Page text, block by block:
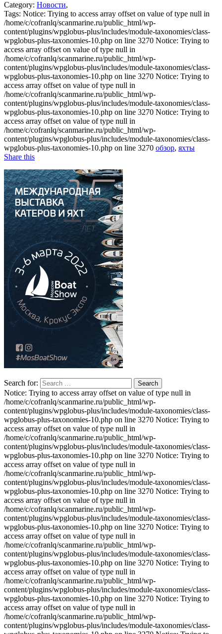
Category: Новости,
Tags: Notice: Trying to access array offset on value of type null in
/home/c/cofranlq/scanmarine.ru/public_html/wp-
content/plugins/wpglobus-plus/includes/module-taxonomies/class-
wpglobus-plus-taxonomies-10.php on line 3270 Notice: Trying to
access array offset on value of type null in
/home/c/cofranlq/scanmarine.ru/public_html/wp-
content/plugins/wpglobus-plus/includes/module-taxonomies/class-
wpglobus-plus-taxonomies-10.php on line 3270 Notice: Trying to
access array offset on value of type null in
/home/c/cofranlq/scanmarine.ru/public_html/wp-
content/plugins/wpglobus-plus/includes/module-taxonomies/class-
wpglobus-plus-taxonomies-10.php on line 3270 Notice: Trying to
access array offset on value of type null in
/home/c/cofranlq/scanmarine.ru/public_html/wp-
content/plugins/wpglobus-plus/includes/module-taxonomies/class-
wpglobus-plus-taxonomies-10.php on line 3270 обзор, яхты
Share this
Search for:
Notice: Trying to access array offset on value of type null in /home/c/cofranlq/scanmarine.ru/public_html/wp-content/plugins/wpglobus-plus/includes/module-taxonomies/class-wpglobus-plus-taxonomies-10.php on line 3270 Notice: Trying to access array offset on value of type null in /home/c/cofranlq/scanmarine.ru/public_html/wp-content/plugins/wpglobus-plus/includes/module-taxonomies/class-wpglobus-plus-taxonomies-10.php on line 3270 Notice: Trying to access array offset on value of type null in /home/c/cofranlq/scanmarine.ru/public_html/wp-content/plugins/wpglobus-plus/includes/module-taxonomies/class-wpglobus-plus-taxonomies-10.php on line 3270 Notice: Trying to access array offset on value of type null in /home/c/cofranlq/scanmarine.ru/public_html/wp-content/plugins/wpglobus-plus/includes/module-taxonomies/class-wpglobus-plus-taxonomies-10.php on line 3270 Notice: Trying to access array offset on value of type null in /home/c/cofranlq/scanmarine.ru/public_html/wp-content/plugins/wpglobus-plus/includes/module-taxonomies/class-wpglobus-plus-taxonomies-10.php on line 3270 Notice: Trying to access array offset on value of type null in /home/c/cofranlq/scanmarine.ru/public_html/wp-content/plugins/wpglobus-plus/includes/module-taxonomies/class-wpglobus-plus-taxonomies-10.php on line 3270 Notice: Trying to access array offset on value of type null in /home/c/cofranlq/scanmarine.ru/public_html/wp-content/plugins/wpglobus-plus/includes/module-taxonomies/class-wpglobus-plus-taxonomies-10.php on line 3270 Notice: Trying to access array offset on value of type null in /home/c/cofranlq/scanmarine.ru/public_html/wp-content/plugins/wpglobus-plus/includes/module-taxonomies/class-wpglobus-plus-taxonomies-10.php on line 3270 Notice: Trying to access array offset on value of type null in /home/c/cofranlq/scanmarine.ru/public_html/wp-content/plugins/wpglobus-plus/includes/module-taxonomies/class-wpglobus-plus-taxonomies-10.php on line 3270 Notice: Trying to access array offset on value of type null in /home/c/cofranlq/scanmarine.ru/public_html/wp-content/plugins/wpglobus-plus/includes/module-taxonomies/class-wpglobus-plus-taxonomies-10.php on line 3270 Notice: Trying to access array offset on value of type null in /home/c/cofranlq/scanmarine.ru/public_html/wp-content/plugins/wpglobus-plus/includes/module-taxonomies/class-wpglobus-plus-taxonomies-10.php on line 3270 Notice: Trying to access array offset on value of type null in /home/c/cofranlq/scanmarine.ru/public_html/wp-content/plugins/wpglobus-plus/includes/module-taxonomies/class-wpglobus-plus-taxonomies-10.php on line 3270 Notice: Trying to access array offset on value of type null in /home/c/cofranlq/scanmarine.ru/public_html/wp-content/plugins/wpglobus-plus/includes/module-taxonomies/class-wpglobus-plus-taxonomies-10.php on line 3270 Notice: Trying to access array offset on value of type null in /home/c/cofranlq/scanmarine.ru/public_html/wp-content/plugins/wpglobus-plus/includes/module-taxonomies/class-wpglobus-plus-taxonomies-10.php on line 3270 Notice: Trying to access array offset on value of type null in /home/c/cofranlq/scanmarine.ru/public_html/wp-content/plugins/wpglobus-plus/includes/module-taxonomies/class-wpglobus-plus-taxonomies-10.php on line 3270 Notice: Trying to access array offset on value of type null in /home/c/cofranlq/scanmarine.ru/public_html/wp-content/plugins/wpglobus-plus/includes/module-taxonomies/class-wpglobus-plus-taxonomies-10.php on line 3270 Notice: Trying to access array offset on value of type null in /home/c/cofranlq/scanmarine.ru/public_html/wp-content/plugins/wpglobus-plus/includes/module-taxonomies/class-wpglobus-plus-taxonomies-10.php on line 3270 Notice: Trying to access array offset on value of type null in /home/c/cofranlq/scanmarine.ru/public_html/wp-content/plugins/wpglobus-plus/includes/module-taxonomies/class-wpglobus-plus-taxonomies-10.php on line 3270 Notice: Trying to access array offset on value of type null in /home/c/cofranlq/scanmarine.ru/public_html/wp-content/plugins/wpglobus-plus/includes/module-taxonomies/class-wpglobus-plus-taxonomies-10.php on line 3270 Notice: Trying to access array offset on value of type null in /home/c/cofranlq/scanmarine.ru/public_html/wp-content/plugins/wpglobus-plus/includes/module-taxonomies/class-wpglobus-plus-taxonomies-10.php on line 3270 Notice: Trying to access array offset on value of type null in /home/c/cofranlq/scanmarine.ru/public_html/wp-content/plugins/wpglobus-plus/includes/module-taxonomies/class-wpglobus-plus-taxonomies-10.php on line 3270 Notice: Trying to access array offset on value of type null in /home/c/cofranlq/scanmarine.ru/public_html/wp-content/plugins/wpglobus-plus/includes/module-taxonomies/class-wpglobus-plus-taxonomies-10.php on line 3270 Notice: Trying to access array offset on value of type null in /home/c/cofranlq/scanmarine.ru/public_html/wp-content/plugins/wpglobus-plus/includes/module-taxonomies/class-wpglobus-plus-taxonomies-10.php on line 3270 Notice: Trying to access array offset on value of type null in /home/c/cofranlq/scanmarine.ru/public_html/wp-content/plugins/wpglobus-plus/includes/module-taxonomies/class-wpglobus-plus-taxonomies-10.php on line 3270 Notice: Trying to access array offset on value of type null in /home/c/cofranlq/scanmarine.ru/public_html/wp-content/plugins/wpglobus-plus/includes/module-taxonomies/class-wpglobus-plus-taxonomies-10.php on line 3270 Notice: Trying to access array offset on value of type null in /home/c/cofranlq/scanmarine.ru/public_html/wp-content/plugins/wpglobus-plus/includes/module-taxonomies/class-wpglobus-plus-taxonomies-10.php on line 3270 Notice: Trying to access array offset on value of type null in /home/c/cofranlq/scanmarine.ru/public_html/wp-content/plugins/wpglobus-plus/includes/module-taxonomies/class-wpglobus-plus-taxonomies-10.php on line 3270 Notice: Trying to access array offset on value of type null in /home/c/cofranlq/scanmarine.ru/public_html/wp-content/plugins/wpglobus-plus/includes/module-taxonomies/class-wpglobus-plus-taxonomies-10.php on line 3270 Notice: Trying to access array offset on value of type null in /home/c/cofranlq/scanmarine.ru/public_html/wp-content/plugins/wpglobus-plus/includes/module-taxonomies/class-wpglobus-plus-taxonomies-10.php on line 3270 Notice: Trying to access array offset on value of type null in /home/c/cofranlq/scanmarine.ru/public_html/wp-content/plugins/wpglobus-plus/includes/module-taxonomies/class-wpglobus-plus-taxonomies-10.php on line 3270 Notice: Trying to access array offset on value of type null in /home/c/cofranlq/scanmarine.ru/public_html/wp-content/plugins/wpglobus-plus/includes/module-taxonomies/class-wpglobus-plus-taxonomies-10.php on line 3270 Notice: Trying to access array offset on value of type null in /home/c/cofranlq/scanmarine.ru/public_html/wp-content/plugins/wpglobus-plus/includes/module-taxonomies/class-wpglobus-plus-taxonomies-10.php on line 3270 Notice: Trying to access array offset on value of type null in /home/c/cofranlq/scanmarine.ru/public_html/wp-content/plugins/wpglobus-plus/includes/module-taxonomies/class-wpglobus-plus-taxonomies-10.php on line 3270 Notice: Trying to access array offset on value of type null in /home/c/cofranlq/scanmarine.ru/public_html/wp-content/plugins/wpglobus-plus/includes/module-taxonomies/class-wpglobus-plus-taxonomies-10.php on line 3270 Notice: Trying to access array offset on value of type null in /home/c/cofranlq/scanmarine.ru/public_html/wp-content/plugins/wpglobus-plus/includes/module-taxonomies/class-wpglobus-plus-taxonomies-10.php on line 3270 Notice: Trying to access array offset on value of type null in /home/c/cofranlq/scanmarine.ru/public_html/wp-content/plugins/wpglobus-plus/includes/module-taxonomies/class-wpglobus-plus-taxonomies-10.php on line 3270 Notice: Trying to access array offset on value of type null in /home/c/cofranlq/scanmarine.ru/public_html/wp-content/plugins/wpglobus-plus/includes/module-taxonomies/class-wpglobus-plus-taxonomies-10.php on line 3270 Notice: Trying to access array offset on value of type null in /home/c/cofranlq/scanmarine.ru/public_html/wp-content/plugins/wpglobus-plus/includes/module-taxonomies/class-wpglobus-plus-taxonomies-10.php on line 3270 Notice: Trying to access array offset on value of type null in /home/c/cofranlq/scanmarine.ru/public_html/wp-content/plugins/wpglobus-plus/includes/module-taxonomies/class-wpglobus-plus-taxonomies-10.php on line 3270 Notice: Trying to access array offset on value of type null in /home/c/cofranlq/scanmarine.ru/public_html/wp-content/plugins/wpglobus-plus/includes/module-taxonomies/class-wpglobus-plus-taxonomies-10.php on line 3270 Notice: Trying to access array offset on value of type null in /home/c/cofranlq/scanmarine.ru/public_html/wp-content/plugins/wpglobus-plus/includes/module-taxonomies/class-wpglobus-plus-taxonomies-10.php on line 3270 Notice: Trying to access array offset on value of type null in /home/c/cofranlq/scanmarine.ru/public_html/wp-content/plugins/wpglobus-plus/includes/module-taxonomies/class-wpglobus-plus-taxonomies-10.php on line 3270 Notice: Trying to access array offset on value of type null in /home/c/cofranlq/scanmarine.ru/public_html/wp-content/plugins/wpglobus-plus/includes/module-taxonomies/class-wpglobus-plus-taxonomies-10.php on line 3270 Notice: Trying to access array offset on value of type null in /home/c/cofranlq/scanmarine.ru/public_html/wp-content/plugins/wpglobus-plus/includes/module-taxonomies/class-wpglobus-plus-taxonomies-10.php on line 3270 Notice: Trying to access array offset on value of type null in /home/c/cofranlq/scanmarine.ru/public_html/wp-content/plugins/wpglobus-plus/includes/module-taxonomies/class-wpglobus-plus-taxonomies-10.php on line 3270 Notice: Trying to access array offset on value of type null in /home/c/cofranlq/scanmarine.ru/public_html/wp-content/plugins/wpglobus-plus/includes/module-taxonomies/class-wpglobus-plus-taxonomies-10.php on line 3270 Notice: Trying to